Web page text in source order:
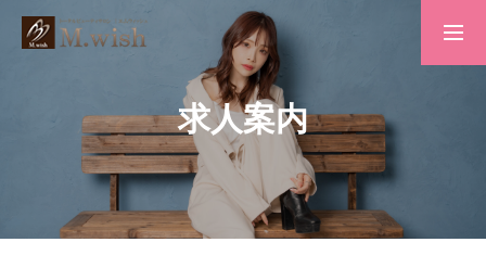
トップページ
求人案内
求人案内